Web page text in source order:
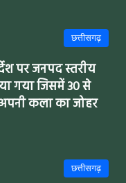
छत्तीसगढ़
पर जनपद स्तरीय
गया जिसमें 30 से
कला का जोहर
छत्तीसगढ़